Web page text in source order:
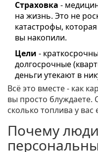
Страховка -
на жизнь. Это не
катастрофы,
вы накопили.
Цели -
долгосрочные
деньги утекают в
Всё это вместе - как
вы просто блуждаете.
сколько топлива у вас
Почему